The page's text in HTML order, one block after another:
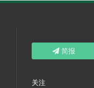
简报
关注